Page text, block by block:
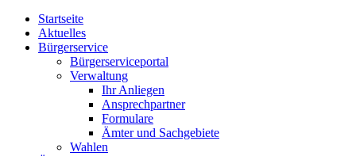
Startseite
Aktuelles
Bürgerservice
Bürgerserviceportal
Verwaltung
Ihr Anliegen
Ansprechpartner
Formulare
Ämter und Sachgebiete
Wahlen